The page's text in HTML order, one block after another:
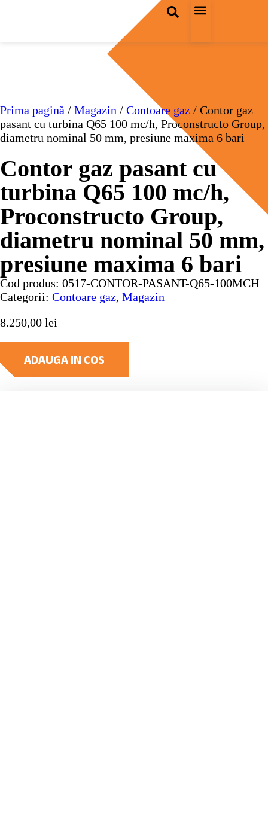
Prima pagină / Magazin / Contoare gaz / Contor gaz
pasant cu turbina Q65 100 mc/h, Proconstructo Group,
diametru nominal 50 mm, presiune maxima 6 bari
Contor gaz pasant cu
turbina Q65 100 mc/h,
Proconstructo Group,
diametru nominal 50 mm,
presiune maxima 6 bari
Cod produs: 0517-CONTOR-PASANT-Q65-100MCH
Categorii: Contoare gaz, Magazin
8.250,00 lei
ADAUGA IN COS